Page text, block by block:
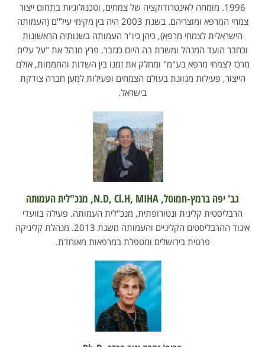
1996. מומחה לאינטרודוקציה של צמחים, וטכנולוגיות בתחום ייצור
צמחי המרפא ומוצריהם. בשנת 2003 היה בין מקימי עיל"ם (העמותה
הישראלית לצמחי מרפא), כיהן כיו"ר העמותה בשנותיה הראשונות
וכחבר הועד המנהל ומשרת בה היום כגזבר. פרץ מנהל את "על עלים
מרכז לצמחי מרפא בע"מ" ומחלק את זמנו בין השדות והחממות, אולם
הייצור, פעילות מגוונת בעולם הצמחים ופעילות למען חברה צודקת
בישראל.
גב' יפה ברמץ-חמוטל, N.D, Cl.H, MIHA, מנכ"לית העמותה
הרבליסטית קלינית ונטורופתית, מנכ"לית העמותה. פעילה בוועדי
איגוד ההרבליסטים הקליניים והעמותה משנת 2013. מנהלת קליניקה
פרטית בירושלים ומטפלת במרפאות מאוחדת.